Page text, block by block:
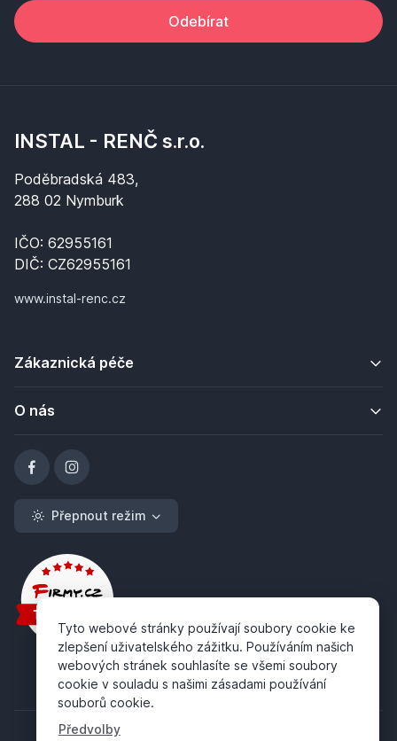
Odebírat
INSTAL - RENČ s.r.o.
Poděbradská 483,
288 02 Nymburk
IČO: 62955161
DIČ: CZ62955161
www.instal-renc.cz
Zákaznická péče
O nás
Přepnout režim
Tyto webové stránky používají soubory cookie ke
zlepšení uživatelského zážitku. Používáním našich
webových stránek souhlasíte se všemi soubory
cookie v souladu s našimi zásadami používání
souborů cookie.
Předvolby